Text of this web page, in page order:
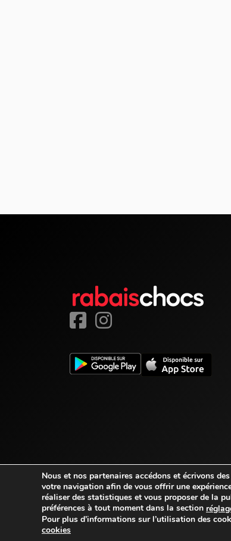
© 2026rabaischocs.fr. Tous droits
Nous et nos partenaires accédons et écrivons
votre navigation afin de vous offrir une
réaliser des statistiques et vous proposer de la
préférences à tout moment dans la section
Pour plus d’informations sur l’utilisation des
cookies